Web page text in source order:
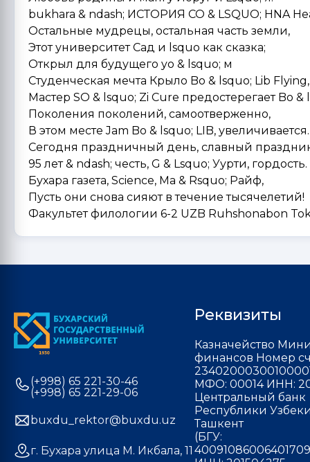
bukhara & ndash; ИСТОРИЯ CO & LSQUO; HNA
Остальные мудрецы, остальная часть земли,
Этот университет Сад и lsquo как сказка;
Открыл для будущего yo & lsquo; м
Студенческая мечта Крыло Bo & lsquo; Lib Flying,
Мастер SO & lsquo; Zi Cure предостерегает Bo &
Поколения поколений, самоотверженно,
В этом месте Jam Bo & lsquo; LIB, увеличивается.
Сегодня праздничный день, славный
95 лет & ndash; честь, G & Lsquo; Уурти, гордость.
Бухара газета, Science, Ma & Rsquo; Райф,
Пусть они снова сияют в течение тысячелетий!
Факультет филологии 6-2 UZB Ruhshonabon
(+998) 65 221-30-46
(+998) 65 221-29-06
buxdu_rektor@buxdu.uz
г. Бухара улица М. Икбала, 11
Реквизиты
Казначейство
финансов Номер
МФО: 00014 ИНН:
Центральный банк
Республики
Ташкент
(БГУ: